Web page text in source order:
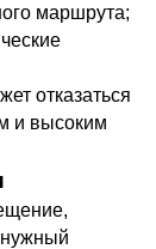
маршрута;
отказаться
и высоким
нужный